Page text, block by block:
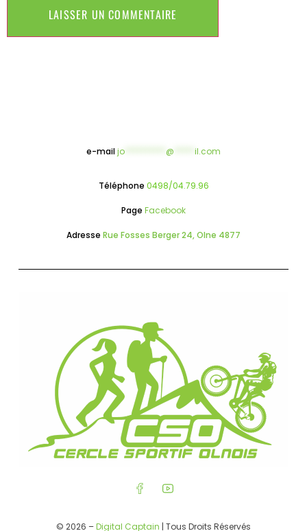
e-mailjo @ il.com
Téléphone 0498/04.79.96
Page Facebook
Adresse Rue Fosses Berger 24, Olne 4877
© 2026 –Digital Captain | Tous Droits Réservés